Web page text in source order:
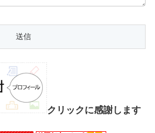
クリックに感謝します